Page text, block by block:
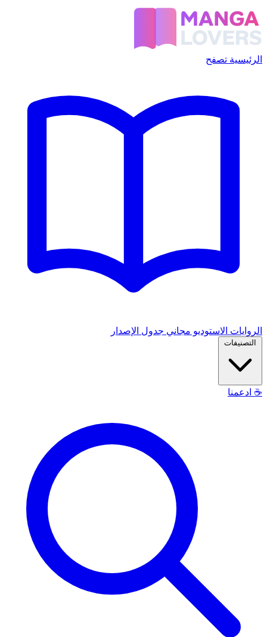
الرئيسية تصفح
الروايات الاستوديو مجاني جدول الإصدار
التصنيفات
☕ ادعمنا